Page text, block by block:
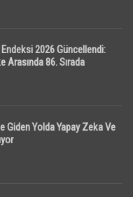
2026 Güncellendi:
Arasında 86. Sırada
Giden Yolda Yapay Zeka Ve